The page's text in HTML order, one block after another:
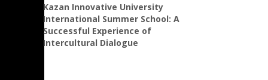
Kazan Innovative University
International Summer School: A
Successful Experience of
Intercultural Dialogue